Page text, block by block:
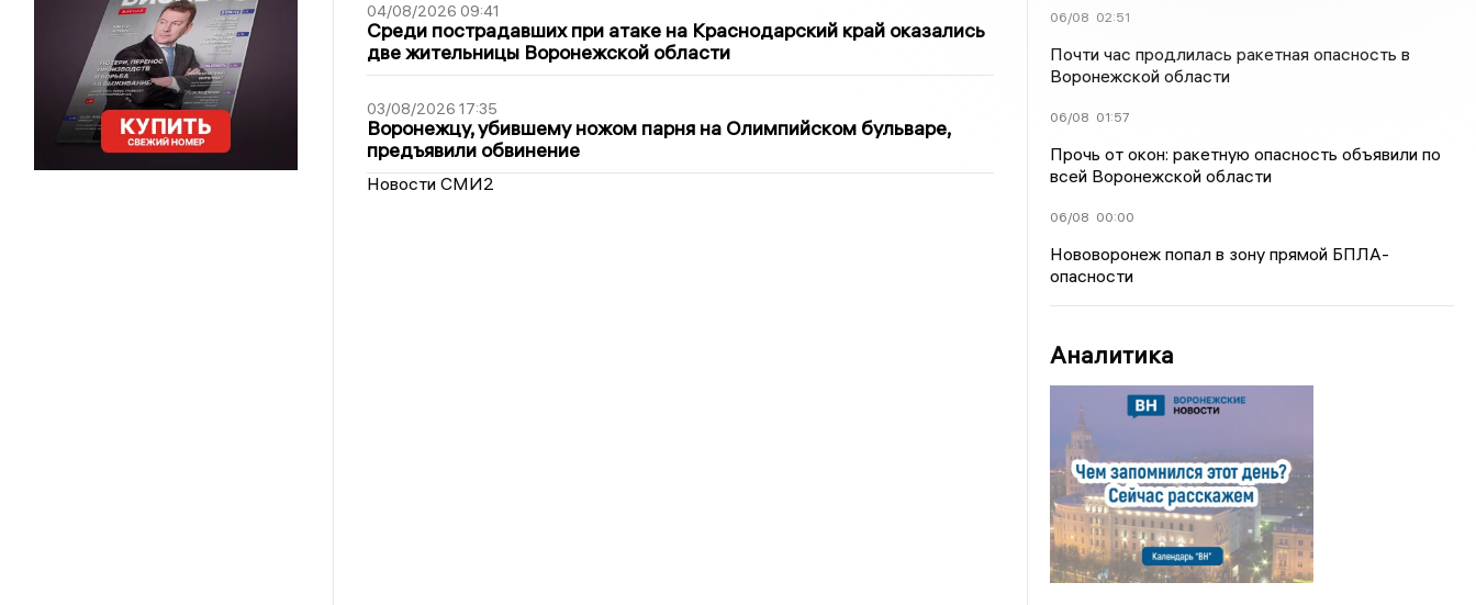
04/08/2026 09:41
Среди пострадавших при атаке на Краснодарский край оказались
две жительницы Воронежской области
03/08/2026 17:35
Воронежцу, убившему ножом парня на Олимпийском бульваре,
предъявили обвинение
Новости СМИ2
06/08 02:51
Почти час продлилась ракетная опасность в
Воронежской области
06/08 01:57
Прочь от окон: ракетную опасность объявили по
всей Воронежской области
06/08 00:00
Нововоронеж попал в зону прямой БПЛА-
опасности
Аналитика